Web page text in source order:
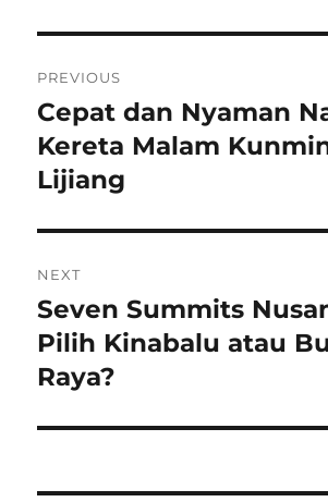
navigation
PREVIOUS
Previous
post:
Cepat dan Nyaman
Kereta Malam
Lijiang
NEXT
Next
post:
Seven Summits
Pilih Kinabalu atau
Raya?